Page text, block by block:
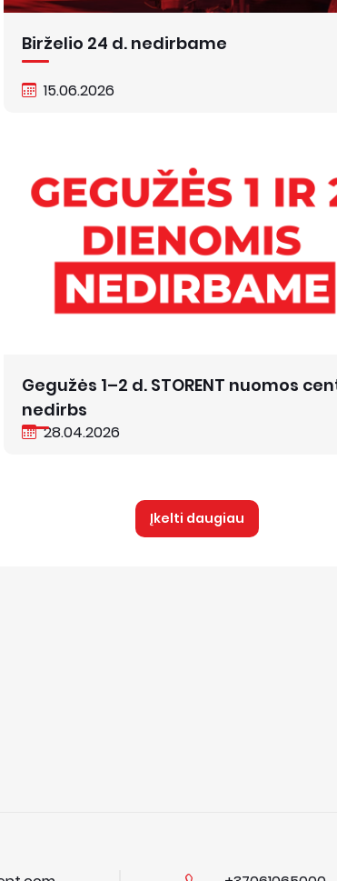
Birželio 24 d. nedirbame
15.06.2026
Gegužės 1–2 d. STORENT nuomos
nedirbs
28.04.2026
Įkelti daugiau